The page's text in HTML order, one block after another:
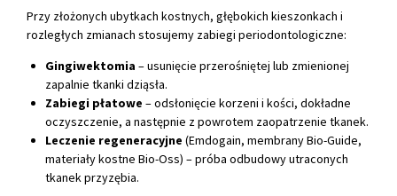
Przy złożonych ubytkach kostnych, głębokich kieszonkach i
rozległych zmianach stosujemy zabiegi periodontologiczne:
Gingiwektomia – usunięcie przerośniętej lub zmienionej
zapalnie tkanki dziąsła.
Zabiegi płatowe – odsłonięcie korzeni i kości, dokładne
oczyszczenie, a następnie z powrotem zaopatrzenie tkanek.
Leczenie regeneracyjne (Emdogain, membrany Bio-Guide,
materiały kostne Bio-Oss) – próba odbudowy utraconych
tkanek przyzębia.